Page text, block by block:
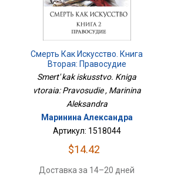
Смерть Как Искусство. Книга
Вторая: Правосудие
Smert' kak iskusstvo. Kniga
vtoraia: Pravosudie , Marinina
Aleksandra
Маринина Александра
Артикул: 1518044
$14.42
Доставка за 14–20 дней